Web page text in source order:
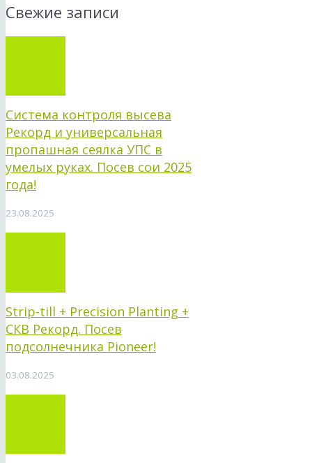
Свежие записи
Система контроля высева
Рекорд и универсальная
пропашная сеялка УПС в
умелых руках. Посев сои 2025
года!
23.08.2025
Strip-till + Precision Planting +
СКВ Рекорд. Посев
подсолнечника Pioneer!
03.08.2025